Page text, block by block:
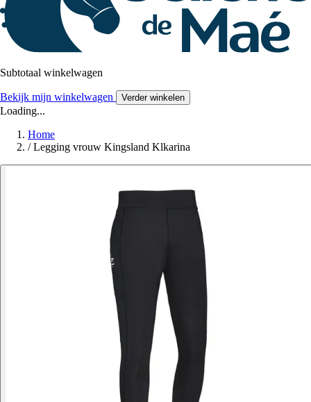
Subtotaal winkelwagen
Bekijk mijn winkelwagen Verder winkelen
Loading...
Home
/ Legging vrouw Kingsland Klkarina